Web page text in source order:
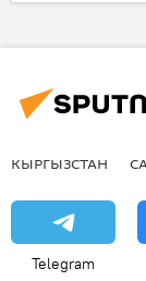
Басма сөзгө
Танджунгпандан
КЫРГЫЗСТАН
Telegram